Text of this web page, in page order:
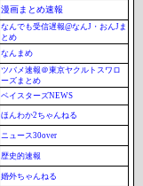
漫画まとめ速報
なんでも受信遅報@なんJ・おんJま
とめ
なんまめ
ツバメ速報＠東京ヤクルトスワロ
ーズまとめ
ベイスターズNEWS
ほんわか2ちゃんねる
ニュース30over
歴史的速報
婚外ちゃんねる